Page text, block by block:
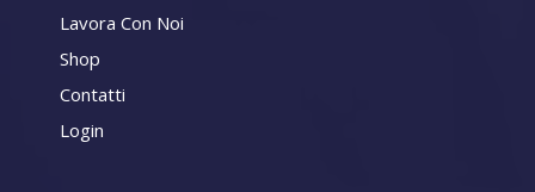
Lavora Con Noi
Shop
Contatti
Login